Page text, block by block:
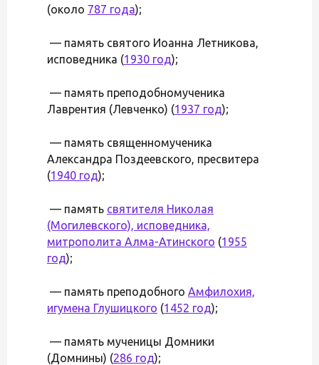
(около 787 года);
— память святого Иоанна Летникова,
исповедника (1930 год);
— память преподобномученика
Лаврентия (Левченко) (1937 год);
— память священномученика
Александра Поздеевского, пресвитера
(1940 год);
— память святителя Николая
(Могилевского), исповедника,
митрополита Алма-Атинского (1955
год);
— память преподобного Амфилохия,
игумена Глушицкого (1452 год);
— память мученицы Домники
(Домнины) (286 год);